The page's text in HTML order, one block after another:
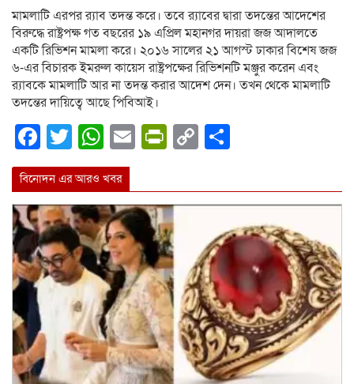
মামলাটি এরপর র‌্যাব তদন্ত করে। তবে র‌্যাবের দ্বারা তদন্তের আদেশের
বিরুদ্ধে রাষ্ট্রপক্ষ গত বছরের ১৯ এপ্রিল মহানগর দায়রা জজ আদালতে
একটি রিভিশন মামলা করে। ২০১৬ সালের ২১ আগস্ট ঢাকার বিশেষ জজ
৬-এর বিচারক ইমরুল কায়েস রাষ্ট্রপক্ষের রিভিশনটি মঞ্জুর করেন এবং
র‌্যাবকে মামলাটি আর না তদন্ত করার আদেশ দেন। তখন থেকে মামলাটি
তদন্তের দায়িত্বে আছে পিবিআই।
Facebook
Twitter
WhatsApp
EmailPrintFriendly
Copy
বিনোদন এর আরও খবর